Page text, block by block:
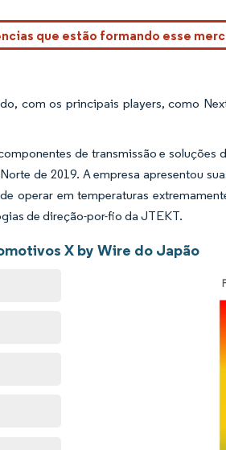
conforme CC BY 4.0.
que estão formando esse
com os principais players, como
de transmissão e soluções
de 2019. A empresa apresentou
operar em temperaturas
de direção-por-fio da JTEKT.
X by Wire do Japão